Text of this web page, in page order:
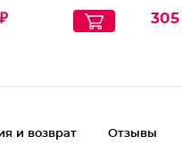
305
и возврат Отзывы